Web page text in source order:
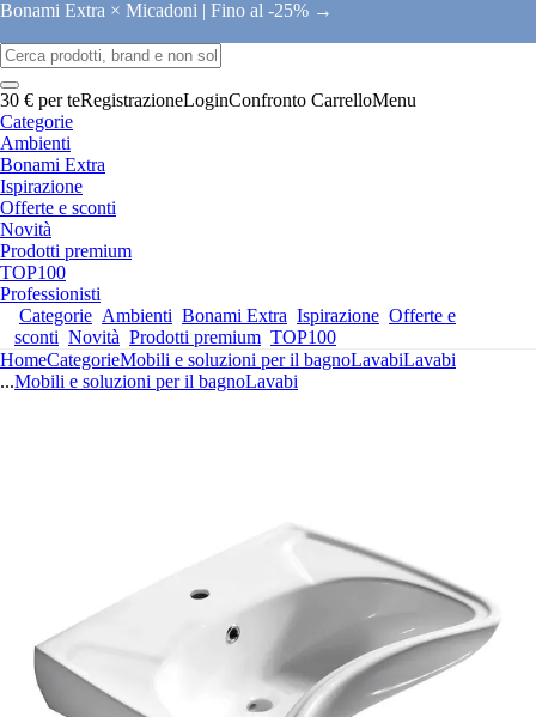
Bonami Extra × Micadoni | Fino al -25% →
30 € per teRegistrazioneLoginConfronto CarrelloMenu
Categorie
Ambienti
Bonami Extra
Ispirazione
Offerte e sconti
Novità
Prodotti premium
TOP100
Professionisti
Categorie Ambienti Bonami Extra Ispirazione Offerte e
sconti Novità Prodotti premium TOP100
HomeCategorieMobili e soluzioni per il bagnoLavabiLavabi
...Mobili e soluzioni per il bagnoLavabi